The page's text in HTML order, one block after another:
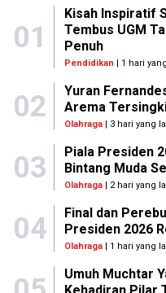
01
Kisah Inspiratif
Tembus UGM
Penuh
Pendidikan | 1 hari
02
Yuran
Arema
Olahraga| 3 hari yang
03
Piala Presiden
Bintang Muda
Olahraga| 2 hari yang
04
Final dan
Presiden 2026
Olahraga| 1 hari yang
Umuh Muchtar